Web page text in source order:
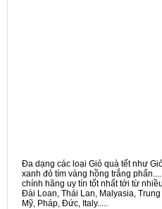
Đa dạng các loại Giỏ quà tết như
xanh đỏ tím vàng hồng trắng
chính hãng uy tín tốt nhất tới từ
Đài Loan, Thái Lan, Malyasia,
Mỹ, Pháp, Đức, Italy.....